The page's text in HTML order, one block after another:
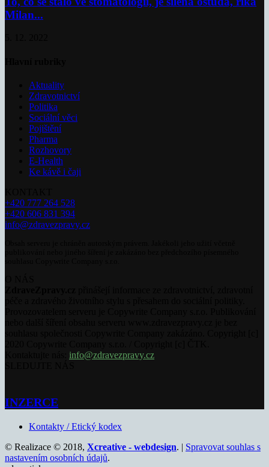
Milan...
Aktuality
Zdravotnictví
Politika
Sociální věci
Pojištění
Pharma
Rozhovory
E-Health
Ke kávě i čaji
+420 777 264 528
+420 606 831 394
info@zdravezpravy.cz
info@zdravezpravy.cz
INZERCE
Kontakty / Etický kodex
© Realizace © 2018, Xcreative - webdesign. | Spravovat souhlas s
nastavením osobních údajů.